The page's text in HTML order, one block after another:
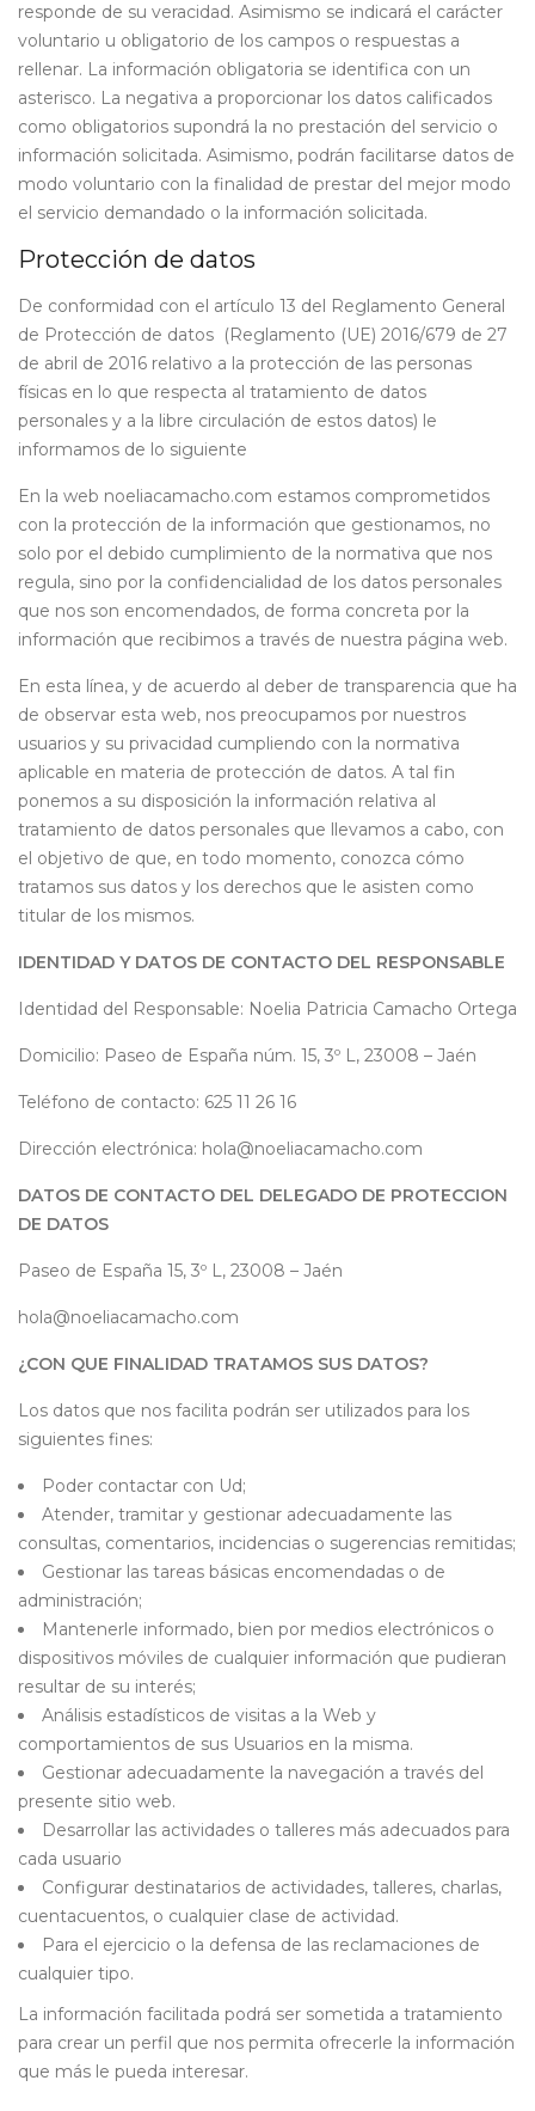
responde de su veracidad. Asimismo se indicará el carácter
voluntario u obligatorio de los campos o respuestas a
rellenar. La información obligatoria se identifica con un
asterisco. La negativa a proporcionar los datos calificados
como obligatorios supondrá la no prestación del servicio o
información solicitada. Asimismo, podrán facilitarse datos de
modo voluntario con la finalidad de prestar del mejor modo
el servicio demandado o la información solicitada.
Protección de datos
De conformidad con el artículo 13 del Reglamento General
de Protección de datos (Reglamento (UE) 2016/679 de 27
de abril de 2016 relativo a la protección de las personas
físicas en lo que respecta al tratamiento de datos
personales y a la libre circulación de estos datos) le
informamos de lo siguiente
En la web noeliacamacho.com estamos comprometidos
con la protección de la información que gestionamos, no
solo por el debido cumplimiento de la normativa que nos
regula, sino por la confidencialidad de los datos personales
que nos son encomendados, de forma concreta por la
información que recibimos a través de nuestra página web.
En esta línea, y de acuerdo al deber de transparencia que ha
de observar esta web, nos preocupamos por nuestros
usuarios y su privacidad cumpliendo con la normativa
aplicable en materia de protección de datos. A tal fin
ponemos a su disposición la información relativa al
tratamiento de datos personales que llevamos a cabo, con
el objetivo de que, en todo momento, conozca cómo
tratamos sus datos y los derechos que le asisten como
titular de los mismos.
IDENTIDAD Y DATOS DE CONTACTO DEL RESPONSABLE
Identidad del Responsable: Noelia Patricia Camacho Ortega
Domicilio: Paseo de España núm. 15, 3º L, 23008 – Jaén
Teléfono de contacto: 625 11 26 16
Dirección electrónica: hola@noeliacamacho.com
DATOS DE CONTACTO DEL DELEGADO DE PROTECCION
DE DATOS
Paseo de España 15, 3º L, 23008 – Jaén
hola@noeliacamacho.com
¿CON QUE FINALIDAD TRATAMOS SUS DATOS?
Los datos que nos facilita podrán ser utilizados para los
siguientes fines:
Poder contactar con Ud;
Atender, tramitar y gestionar adecuadamente las
consultas, comentarios, incidencias o sugerencias remitidas;
Gestionar las tareas básicas encomendadas o de
administración;
Mantenerle informado, bien por medios electrónicos o
dispositivos móviles de cualquier información que pudieran
resultar de su interés;
Análisis estadísticos de visitas a la Web y
comportamientos de sus Usuarios en la misma.
Gestionar adecuadamente la navegación a través del
presente sitio web.
Desarrollar las actividades o talleres más adecuados para
cada usuario
Configurar destinatarios de actividades, talleres, charlas,
cuentacuentos, o cualquier clase de actividad.
Para el ejercicio o la defensa de las reclamaciones de
cualquier tipo.
La información facilitada podrá ser sometida a tratamiento
para crear un perfil que nos permita ofrecerle la información
que más le pueda interesar.